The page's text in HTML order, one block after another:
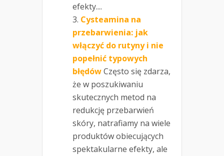
efekty....
Cysteamina na
przebarwienia: jak
włączyć do rutyny i nie
popełnić typowych
błędówCzęsto się zdarza,
że w poszukiwaniu
skutecznych metod na
redukcję przebarwień
skóry, natrafiamy na wiele
produktów obiecujących
spektakularne efekty, ale